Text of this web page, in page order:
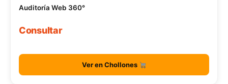
Auditoría Web 360°
Consultar
Ver en Chollones